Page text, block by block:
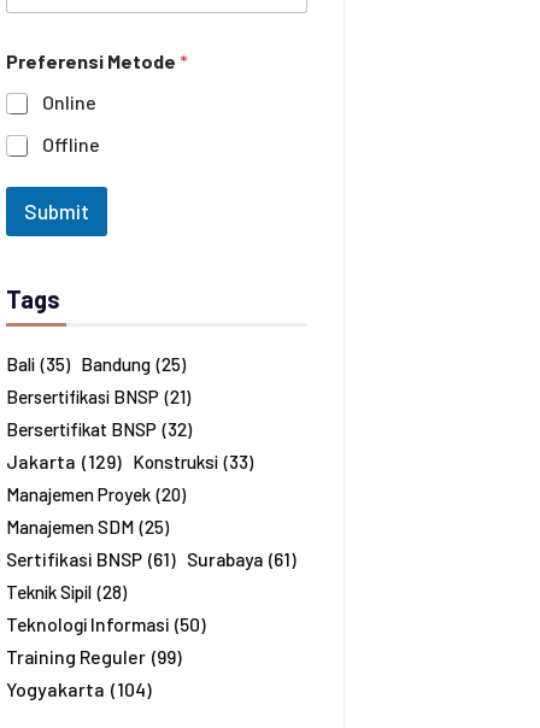
i
a
n
*
n
a
a
J
u
e
s
r
a
*
Preferensi Metode *
Online
Offline
Submit
Tags
Bali (35) Bandung (25)
Bersertifikasi BNSP (21)
Bersertifikat BNSP (32)
Jakarta (129) Konstruksi (33)
Manajemen Proyek (20)
Manajemen SDM (25)
Sertifikasi BNSP (61) Surabaya (61)
Teknik Sipil (28)
Teknologi Informasi (50)
Training Reguler (99)
Yogyakarta (104)